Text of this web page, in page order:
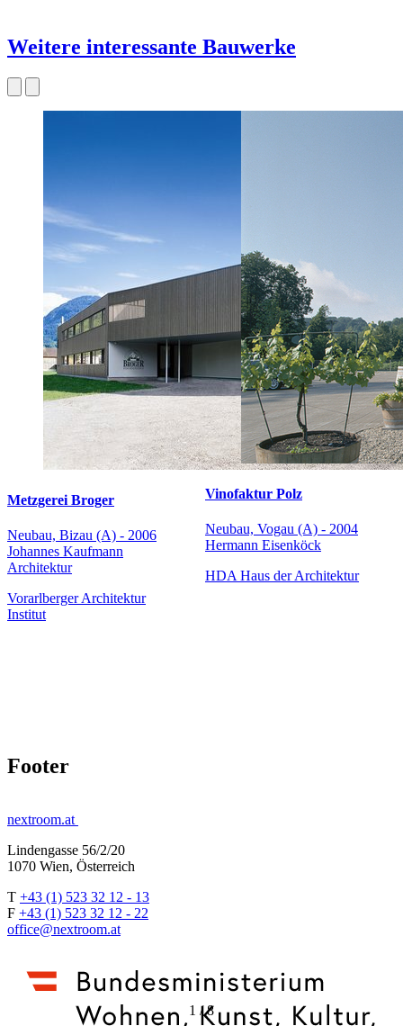
1 /8
Weitere interessante Bauwerke
Metzgerei Broger
Neubau, Bizau (A) - 2006
Johannes Kaufmann
Architektur
Vorarlberger Architektur
Institut
Vinofaktur Polz
Neubau, Vogau (A) - 2004
Hermann Eisenköck
HDA Haus der Architektur
Footer
nextroom.at
Lindengasse 56/2/20
1070 Wien, Österreich
T +43 (1) 523 32 12 - 13
F +43 (1) 523 32 12 - 22
office@nextroom.at